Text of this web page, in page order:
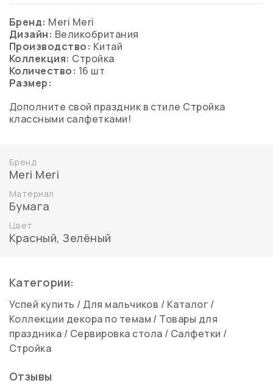
Бренд: Meri Meri
Дизайн: Великобритания
Производство: Китай
Коллекция: Стройка
Количество: 16 шт
Размер:
Дополните свой праздник в стиле Стройка
классными салфетками!
Бренд
Meri Meri
Материал
Бумага
Цвет
Красный,Зелёный
Категории:
Успей купить / Для мальчиков / Каталог /
Коллекции декора по темам / Товары для
праздника / Сервировка стола / Салфетки /
Стройка
Отзывы